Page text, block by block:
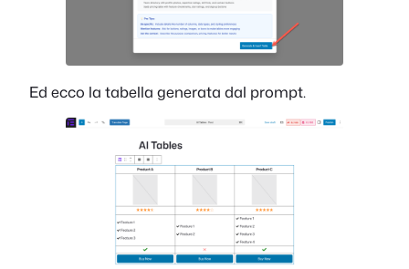
Ed ecco la tabella generata dal prompt.